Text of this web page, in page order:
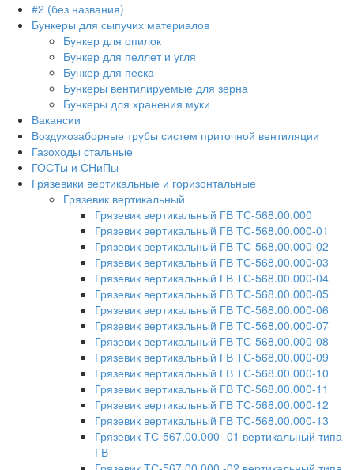
#2 (без названия)
Бункеры для сыпучих материалов
Бункер для опилок
Бункер для пеллет и угля
Бункер для песка
Бункеры вентилируемые для зерна
Бункеры для хранения муки
Вакансии
Воздухозаборные трубы систем приточной вентиляции
Газоходы стальные
ГОСТы и СНиПы
Грязевики вертикальные и горизонтальные
Грязевик вертикальный
Грязевик вертикальный ГВ ТС-568.00.000
Грязевик вертикальный ГВ ТС-568.00.000-01
Грязевик вертикальный ГВ ТС-568.00.000-02
Грязевик вертикальный ГВ ТС-568.00.000-03
Грязевик вертикальный ГВ ТС-568.00.000-04
Грязевик вертикальный ГВ ТС-568.00.000-05
Грязевик вертикальный ГВ ТС-568.00.000-06
Грязевик вертикальный ГВ ТС-568.00.000-07
Грязевик вертикальный ГВ ТС-568.00.000-08
Грязевик вертикальный ГВ ТС-568.00.000-09
Грязевик вертикальный ГВ ТС-568.00.000-10
Грязевик вертикальный ГВ ТС-568.00.000-11
Грязевик вертикальный ГВ ТС-568.00.000-12
Грязевик вертикальный ГВ ТС-568.00.000-13
Грязевик ТС-567.00.000 -01 вертикальный типа
ГВ